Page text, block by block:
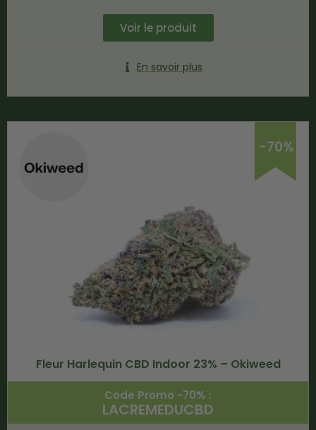
Voir le produit
En savoir plus
-70%
Fleur Harlequin CBD Indoor 23% – Okiweed
Code Promo -70% :
LACREMEDUCBD